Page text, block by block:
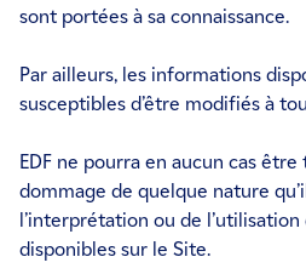
sont portées à sa connaissance.
Par ailleurs, les informations
susceptibles d’être modifiés à
EDF ne pourra en aucun cas
dommage de quelque nature
l’interprétation ou de
disponibles sur le Site.